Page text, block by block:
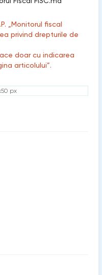
„Monitorul fiscal
privind drepturile de
doar cu indicarea
articolului”.
px